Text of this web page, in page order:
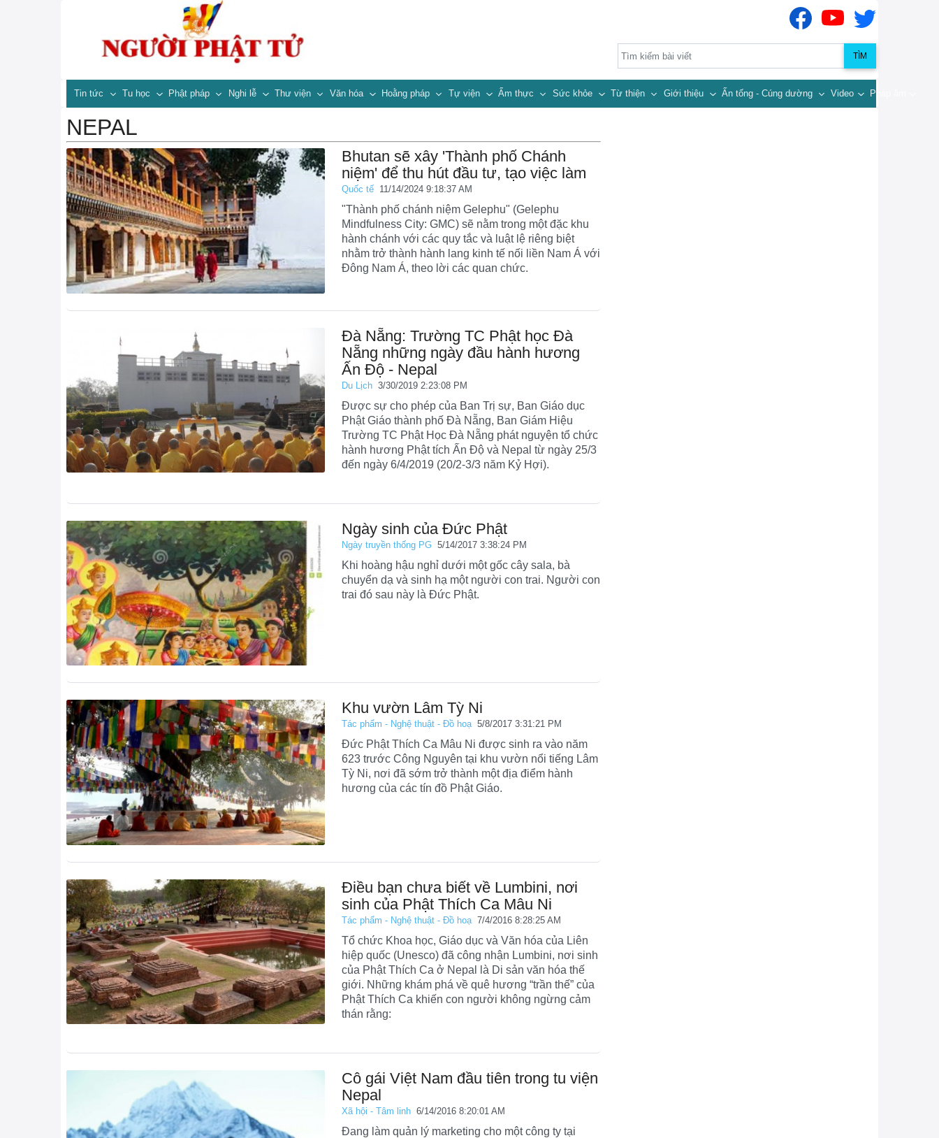
TÌM
Tin tức Tu học Phật pháp Nghi lễ Thư viện Văn hóa Hoằng pháp Tự viện Ẩm thực Sức khỏe Từ thiện Giới thiệu Ấn tống - Cúng dường Video Pháp âm
NEPAL
Bhutan sẽ xây 'Thành phố Chánh
niệm' để thu hút đầu tư, tạo việc làm
Quốc tế 11/14/2024 9:18:37 AM
"Thành phố chánh niệm Gelephu" (Gelephu
Mindfulness City: GMC) sẽ nằm trong một đặc khu
hành chánh với các quy tắc và luật lệ riêng biệt
nhằm trở thành hành lang kinh tế nối liền Nam Á với
Đông Nam Á, theo lời các quan chức.
Đà Nẵng: Trường TC Phật học Đà
Nẵng những ngày đầu hành hương
Ấn Độ - Nepal
Du Lịch 3/30/2019 2:23:08 PM
Được sự cho phép của Ban Trị sự, Ban Giáo dục
Phật Giáo thành phố Đà Nẵng, Ban Giám Hiệu
Trường TC Phật Học Đà Nẵng phát nguyện tổ chức
hành hương Phật tích Ấn Độ và Nepal từ ngày 25/3
đến ngày 6/4/2019 (20/2-3/3 năm Kỷ Hợi).
Ngày sinh của Đức Phật
Ngày truyền thống PG 5/14/2017 3:38:24 PM
Khi hoàng hậu nghỉ dưới một gốc cây sala, bà
chuyển dạ và sinh hạ một người con trai. Người con
trai đó sau này là Đức Phật.
Khu vườn Lâm Tỳ Ni
Tác phẩm - Nghệ thuật - Đồ hoạ 5/8/2017 3:31:21 PM
Đức Phật Thích Ca Mâu Ni được sinh ra vào năm
623 trước Công Nguyên tại khu vườn nổi tiếng Lâm
Tỳ Ni, nơi đã sớm trở thành một địa điểm hành
hương của các tín đồ Phật Giáo.
Điều bạn chưa biết về Lumbini, nơi
sinh của Phật Thích Ca Mâu Ni
Tác phẩm - Nghệ thuật - Đồ hoạ 7/4/2016 8:28:25 AM
Tổ chức Khoa học, Giáo dục và Văn hóa của Liên
hiệp quốc (Unesco) đã công nhận Lumbini, nơi sinh
của Phật Thích Ca ở Nepal là Di sản văn hóa thế
giới. Những khám phá về quê hương “trần thế” của
Phật Thích Ca khiến con người không ngừng cảm
thán rằng:
Cô gái Việt Nam đầu tiên trong tu viện
Nepal
Xã hội - Tâm linh 6/14/2016 8:20:01 AM
Đang làm quản lý marketing cho một công ty tại